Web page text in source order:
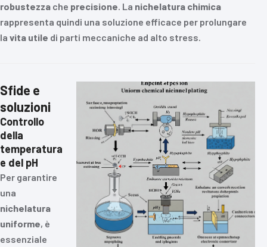
robustezza che precisione. La nichelatura chimica
rappresenta quindi una soluzione efficace per prolungare
la vita utile di parti meccaniche ad alto stress.
Sfide e
soluzioni
Controllo
della
temperatura
e del pH
Per garantire
una
nichelatura
uniforme, è
essenziale